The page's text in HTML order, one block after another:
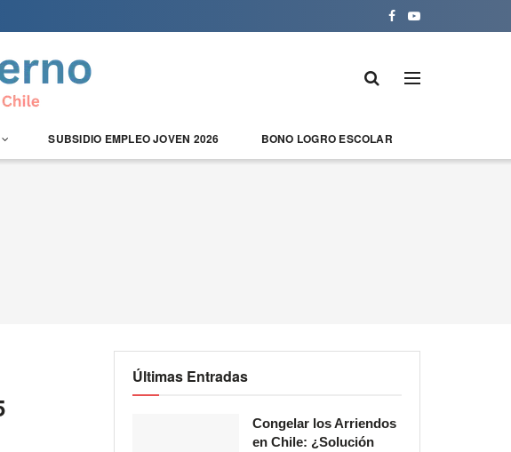
SUBSIDIO EMPLEO JOVEN 2026 BONO LOGRO ESCOLAR
Últimas Entradas
Congelar los Arriendos
en Chile: ¿Solución